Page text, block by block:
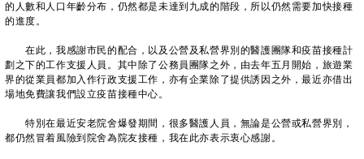
的人數和人口年齡分布，仍然都是未達到九成的階段，所以仍然需要加快接種
的進度。
在此，我感謝市民的配合，以及公營及私營界別的醫護團隊和疫苗接種計
劃之下的工作支援人員。其中除了公務員團隊之外，由去年五月開始，旅遊業
界的從業員都加入作行政支援工作，亦有企業除了提供誘因之外，最近亦借出
場地免費讓我們設立疫苗接種中心。
特別在最近安老院舍爆發期間，很多醫護人員，無論是公營或私營界別，
都仍然冒着風險到院舍為院友接種，我在此亦表示衷心感謝。